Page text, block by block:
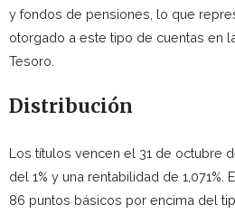
y fondos de pensiones, lo que
otorgado a este tipo de cuentas en
Tesoro.
Distribución
Los títulos vencen el 31 de octubre
del 1% y una rentabilidad de
86 puntos básicos por encima del